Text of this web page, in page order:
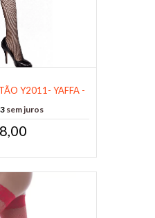
Y2011- YAFFA -
sem juros